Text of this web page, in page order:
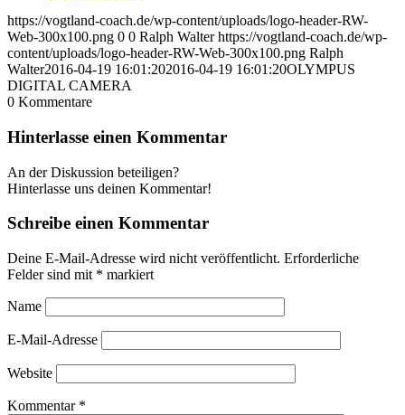
https://vogtland-coach.de/wp-content/uploads/logo-header-RW-
Web-300x100.png 0 0 Ralph Walter https://vogtland-coach.de/wp-
content/uploads/logo-header-RW-Web-300x100.png Ralph
Walter2016-04-19 16:01:202016-04-19 16:01:20OLYMPUS
DIGITAL CAMERA
0 Kommentare
Hinterlasse einen Kommentar
An der Diskussion beteiligen?
Hinterlasse uns deinen Kommentar!
Schreibe einen Kommentar
Deine E-Mail-Adresse wird nicht veröffentlicht. Erforderliche
Felder sind mit * markiert
Name
E-Mail-Adresse
Website
Kommentar *